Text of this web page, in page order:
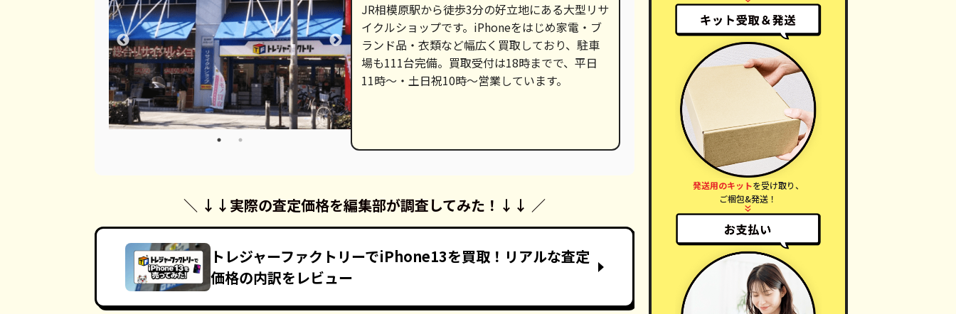
JR相模原駅から徒歩3分の好立地にある大型リサ
イクルショップです。iPhoneをはじめ家電・ブ
ランド品・衣類など幅広く買取しており、駐車
場も111台完備。買取受付は18時までで、平日
11時〜・土日祝10時〜営業しています。
＼ ↓↓ 実際の査定価格を編集部が調査してみた！ ↓↓ ／
トレジャーファクトリーでiPhone13を買取！リアルな査定
価格の内訳をレビュー
発送用のキットを受け取り、
ご梱包&発送！